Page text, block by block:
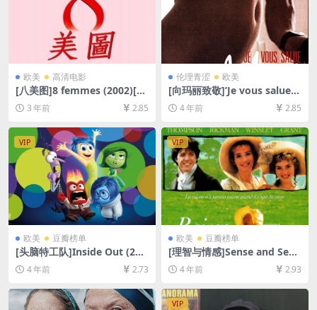
欧美 高清电影
[八美图]8 femmes (2002)[百
度网盘+夸克网盘1080P超清
未删减资源][网盘在线播放/下
3 年前 2.85
伦理青涩 欧美
[向玛丽致敬]’Je vous salue,
Marie’ (1985)[百度网盘+夸克
网盘+迅雷云盘资源1080P超
频文件+防和谐加密压缩包]
4 年前 2.85
VIP
欧美 豆瓣榜单
[头脑特工队]Inside Out (201
5)[百度网盘+迅雷云盘资源10
80P超清未删减][MP4/6GB]
[中英字幕]
4 年前 2.73
VIP
欧美 豆瓣榜单
[理智与情感]Sense and Sens
ibility (1995)[百度网盘+迅雷
云盘资源1080P超清未删减]
[MP4/9.8GB][中英字幕]
4 年前 2.93
VIP